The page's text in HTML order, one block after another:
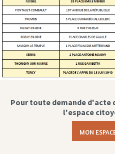
Pour toute demande d'acte
l'espace
MON